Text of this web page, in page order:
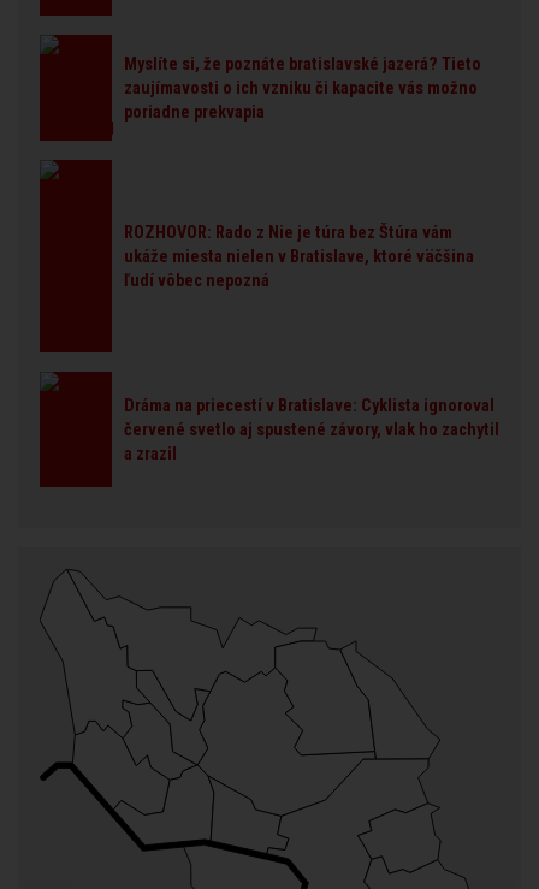
Myslíte si, že poznáte bratislavské jazerá? Tieto
zaujímavosti o ich vzniku či kapacite vás možno
poriadne prekvapia
ROZHOVOR: Rado z Nie je túra bez Štúra vám
ukáže miesta nielen v Bratislave, ktoré väčšina
ľudí vôbec nepozná
Dráma na priecestí v Bratislave: Cyklista ignoroval
červené svetlo aj spustené závory, vlak ho zachytil
a zrazil